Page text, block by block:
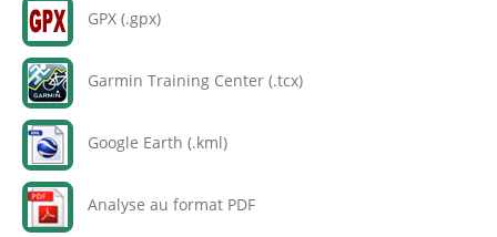
GPX (.gpx)
Garmin Training Center (.tcx)
Google Earth (.kml)
Analyse au format PDF